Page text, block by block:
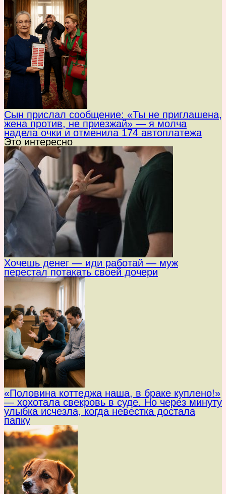
Сын прислал сообщение: «Ты не приглашена,
жена против, не приезжай» — я молча
надела очки и отменила 174 автоплатежа
Это интересно
Хочешь денег — иди работай — муж
перестал потакать своей дочери
«Половина коттеджа наша, в браке куплено!»
— хохотала свекровь в суде. Но через минуту
улыбка исчезла, когда невестка достала
папку